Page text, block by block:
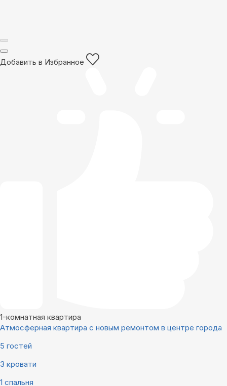
Добавить в Избранное
1-комнатная квартира
Атмосферная квартира с новым ремонтом в центре города
5 гостей
3 кровати
1 спальня